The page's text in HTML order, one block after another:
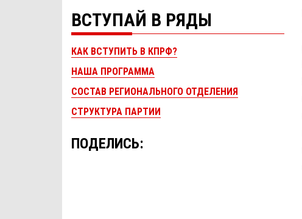
ВСТУПАЙ В РЯДЫ
КАК ВСТУПИТЬ В КПРФ?
НАША ПРОГРАММА
СОСТАВ РЕГИОНАЛЬНОГО ОТДЕЛЕНИЯ
СТРУКТУРА ПАРТИИ
ПОДЕЛИСЬ: